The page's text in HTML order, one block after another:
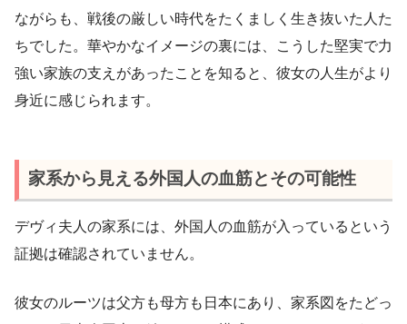
ながらも、戦後の厳しい時代をたくましく生き抜いた人た
ちでした。華やかなイメージの裏には、こうした堅実で力
強い家族の支えがあったことを知ると、彼女の人生がより
身近に感じられます。
家系から見える外国人の血筋とその可能性
デヴィ夫人の家系には、外国人の血筋が入っているという
証拠は確認されていません。
彼女のルーツは父方も母方も日本にあり、家系図をたどっ